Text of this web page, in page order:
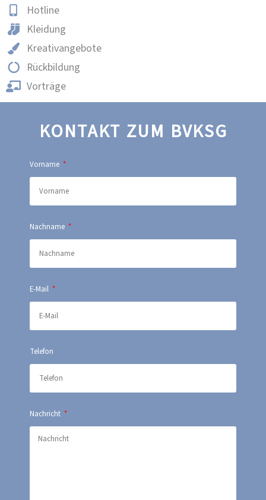
Hotline
Kleidung
Kreativangebote
Rückbildung
Vorträge
KONTAKT ZUM BVKSG
Vorname
Nachname
E-Mail
Telefon
Nachricht